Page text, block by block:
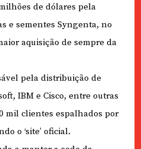
de dólares pela
e sementes Syngenta, no
aquisição de sempre da
pela distribuição de
IBM e Cisco, entre outras
mil clientes espalhados por
o ‘site’ oficial.